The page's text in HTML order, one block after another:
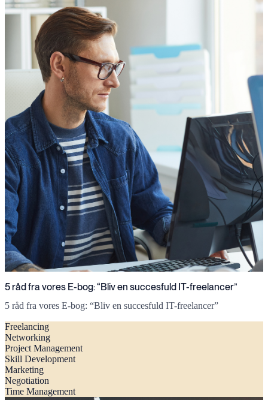
5 råd fra vores E-bog: “Bliv en succesfuld IT-freelancer”
5 råd fra vores E-bog: “Bliv en succesfuld IT-freelancer”
Freelancing
Networking
Project Management
Skill Development
Marketing
Negotiation
Time Management